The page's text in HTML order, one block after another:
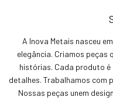
A Inova Metais nasceu
elegância. Criamos peças
histórias. Cada produto
detalhes. Trabalhamos com
Nossas peças unem